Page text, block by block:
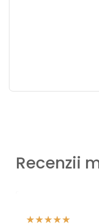
Recenzii